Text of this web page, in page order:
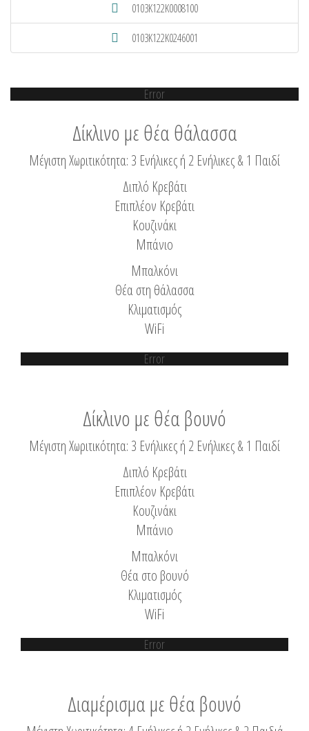
0103K122K0008100
0103K122K0246001
Error
Δίκλινο με θέα θάλασσα
Μέγιστη Χωριτικότητα: 3 Ενήλικες ή 2 Ενήλικες & 1 Παιδί
Διπλό Κρεβάτι
Επιπλέον Κρεβάτι
Κουζινάκι
Μπάνιο
Μπαλκόνι
Θέα στη θάλασσα
Κλιματισμός
WiFi
Error
Δίκλινο με θέα βουνό
Μέγιστη Χωριτικότητα: 3 Ενήλικες ή 2 Ενήλικες & 1 Παιδί
Διπλό Κρεβάτι
Επιπλέον Κρεβάτι
Κουζινάκι
Μπάνιο
Μπαλκόνι
Θέα στο βουνό
Κλιματισμός
WiFi
Error
Διαμέρισμα με θέα βουνό